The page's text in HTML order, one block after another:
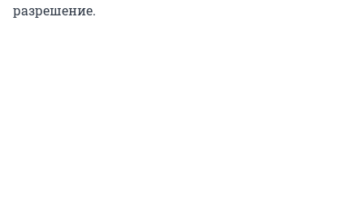
разрешение.